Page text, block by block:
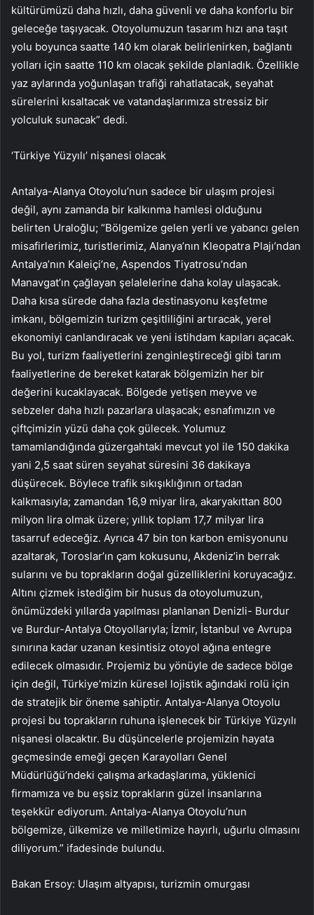
kültürümüzü daha hızlı, daha güvenli ve daha konforlu bir
geleceğe taşıyacak. Otoyolumuzun tasarım hızı ana taşıt
yolu boyunca saatte 140 km olarak belirlenirken, bağlantı
yolları için saatte 110 km olacak şekilde planladık. Özellikle
yaz aylarında yoğunlaşan trafiği rahatlatacak, seyahat
sürelerini kısaltacak ve vatandaşlarımıza stressiz bir
yolculuk sunacak” dedi.
‘Türkiye Yüzyılı’ nişanesi olacak
Antalya-Alanya Otoyolu’nun sadece bir ulaşım projesi
değil, aynı zamanda bir kalkınma hamlesi olduğunu
belirten Uraloğlu; “Bölgemize gelen yerli ve yabancı gelen
misafirlerimiz, turistlerimiz, Alanya’nın Kleopatra Plajı’ndan
Antalya’nın Kaleiçi’ne, Aspendos Tiyatrosu’ndan
Manavgat’ın çağlayan şelalelerine daha kolay ulaşacak.
Daha kısa sürede daha fazla destinasyonu keşfetme
imkanı, bölgemizin turizm çeşitliliğini artıracak, yerel
ekonomiyi canlandıracak ve yeni istihdam kapıları açacak.
Bu yol, turizm faaliyetlerini zenginleştireceği gibi tarım
faaliyetlerine de bereket katarak bölgemizin her bir
değerini kucaklayacak. Bölgede yetişen meyve ve
sebzeler daha hızlı pazarlara ulaşacak; esnafımızın ve
çiftçimizin yüzü daha çok gülecek. Yolumuz
tamamlandığında güzergahtaki mevcut yol ile 150 dakika
yani 2,5 saat süren seyahat süresini 36 dakikaya
düşürecek. Böylece trafik sıkışıklığının ortadan
kalkmasıyla; zamandan 16,9 miyar lira, akaryakıttan 800
milyon lira olmak üzere; yıllık toplam 17,7 milyar lira
tasarruf edeceğiz. Ayrıca 47 bin ton karbon emisyonunu
azaltarak, Toroslar’ın çam kokusunu, Akdeniz’in berrak
sularını ve bu toprakların doğal güzelliklerini koruyacağız.
Altını çizmek istediğim bir husus da otoyolumuzun,
önümüzdeki yıllarda yapılması planlanan Denizli- Burdur
ve Burdur-Antalya Otoyollarıyla; İzmir, İstanbul ve Avrupa
sınırına kadar uzanan kesintisiz otoyol ağına entegre
edilecek olmasıdır. Projemiz bu yönüyle de sadece bölge
için değil, Türkiye’mizin küresel lojistik ağındaki rolü için
de stratejik bir öneme sahiptir. Antalya-Alanya Otoyolu
projesi bu toprakların ruhuna işlenecek bir Türkiye Yüzyılı
nişanesi olacaktır. Bu düşüncelerle projemizin hayata
geçmesinde emeği geçen Karayolları Genel
Müdürlüğü’ndeki çalışma arkadaşlarıma, yüklenici
firmamıza ve bu eşsiz toprakların güzel insanlarına
teşekkür ediyorum. Antalya-Alanya Otoyolu’nun
bölgemize, ülkemize ve milletimize hayırlı, uğurlu olmasını
diliyorum.” ifadesinde bulundu.
Bakan Ersoy: Ulaşım altyapısı, turizmin omurgası